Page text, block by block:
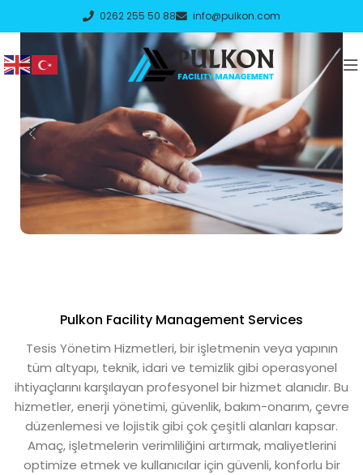
0262 255 50 88 info@pulkon.com
Detaylar
Pulkon Facility Management Services
Tesis Yönetim Hizmetleri, bir işletmenin veya yapının
tüm altyapı, teknik, idari ve temizlik gibi operasyonel
ihtiyaçlarını karşılayan profesyonel bir hizmet alanıdır. Bu
hizmetler, enerji yönetimi, güvenlik, bakım-onarım, çevre
düzenlemesi ve lojistik gibi çok çeşitli alanları kapsar.
Amaç, işletmelerin verimliliğini artırmak, maliyetlerini
optimize etmek ve kullanıcılar için güvenli, konforlu bir